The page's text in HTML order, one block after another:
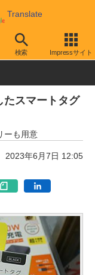
Translate
検索 Impressサイト
サリ Bluetooth対応
スマートタグ
ーも用意
2023年6月7日 12:05